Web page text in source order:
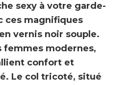
sexy à votre garde-
ces magnifiques
en vernis noir souple.
femmes modernes,
confort et
. Le col tricoté, situé